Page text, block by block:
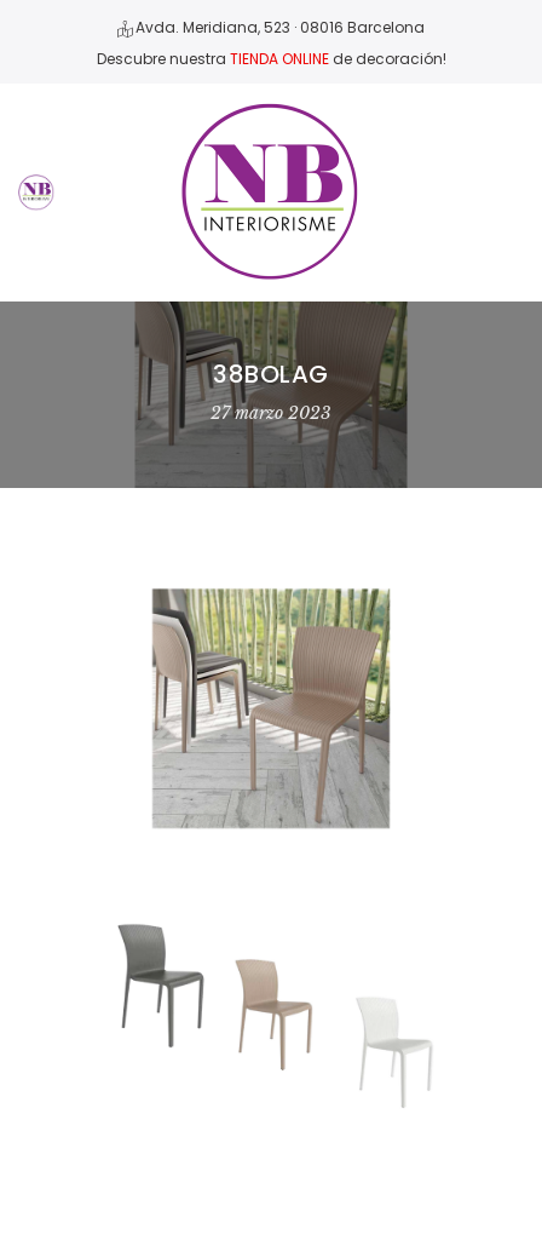
Avda. Meridiana, 523 · 08016 Barcelona
Descubre nuestra TIENDA ONLINEde decoración!
38BOLAG
27 marzo 2023